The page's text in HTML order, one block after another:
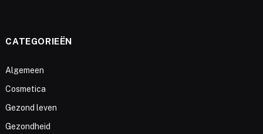
CATEGORIEËN
Algemeen
Cosmetica
Gezond leven
Gezondheid